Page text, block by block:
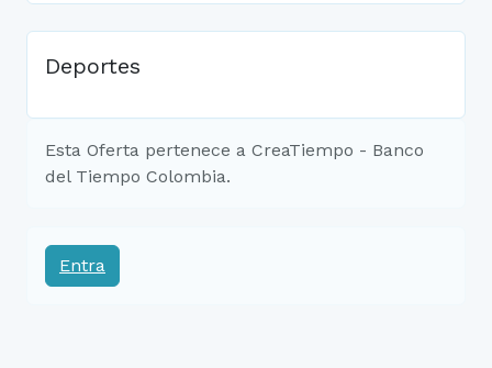
Deportes
Esta Oferta pertenece a CreaTiempo - Banco
del Tiempo Colombia.
Entra